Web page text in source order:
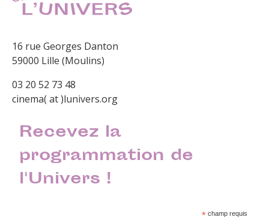
16 rue Georges Danton
59000 Lille (Moulins)
03 20 52 73 48
cinema( at )lunivers.org
Recevez la
programmation de
l'Univers !
champ requis